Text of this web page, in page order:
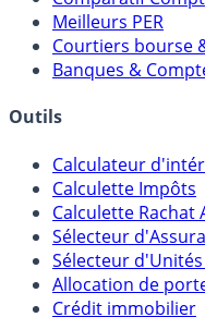
Comparatif Super
Comparatif
Meilleurs PER
Banques &
Outils
Calculateur
Calculette Impôts
Calculette Rachat
Sélecteur
Sélecteur d'Unités